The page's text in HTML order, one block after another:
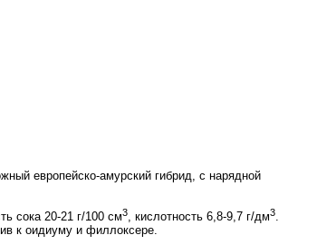
европейско-амурский гибрид, с нарядной
сока 20-21 г/100 см3 , кислот­ность 6,8-9,7 г/дм3
к оидиуму и фил­локсере.